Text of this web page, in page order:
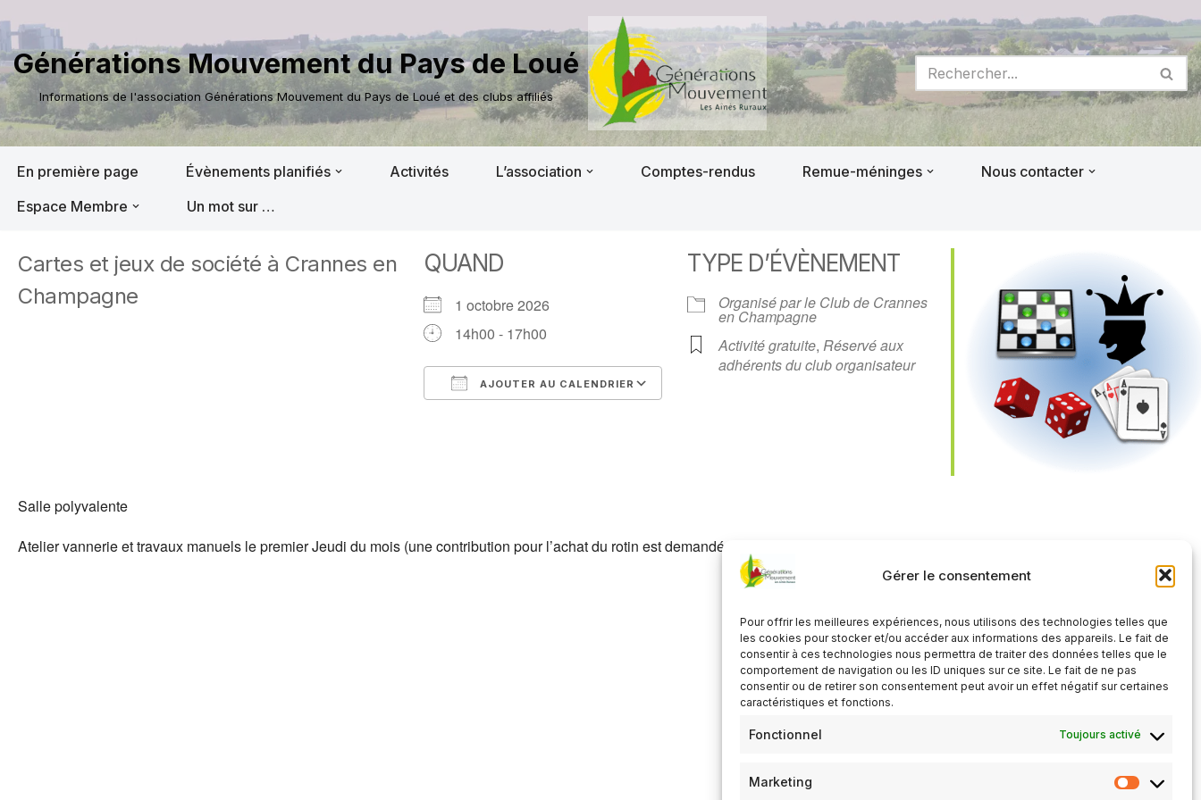
Gérer le consentement
Pour offrir les meilleures expériences, nous utilisons des technologies telles que
les cookies pour stocker et/ou accéder aux informations des appareils. Le fait de
consentir à ces technologies nous permettra de traiter des données telles que le
comportement de navigation ou les ID uniques sur ce site. Le fait de ne pas
consentir ou de retirer son consentement peut avoir un effet négatif sur certaines
caractéristiques et fonctions.
Fonctionnel Toujours activé
Marketing
Aller
au
contenu
Générations Mouvement du Pays de Loué
Informations de l'association Générations Mouvement du Pays de Loué et des clubs affiliés
En première page Évènements planifiés Activités L’association Comptes-rendus Remue-méninges
Nous contacter
Espace Membre
Un mot sur …
Cartes et jeux de société à Crannes en
Champagne
QUAND
1 octobre 2026
14h00 - 17h00
AJOUTER AU CALENDRIER
Office 365
TYPE D’ÉVÈNEMENT
Organisé par le Club de Crannes
en Champagne
Activité gratuite,Réservé aux
adhérents du club organisateur
Salle polyvalente
Atelier vannerie et travaux manuels le premier Jeudi du mois (une contribution pour l’achat du rotin est demandée)